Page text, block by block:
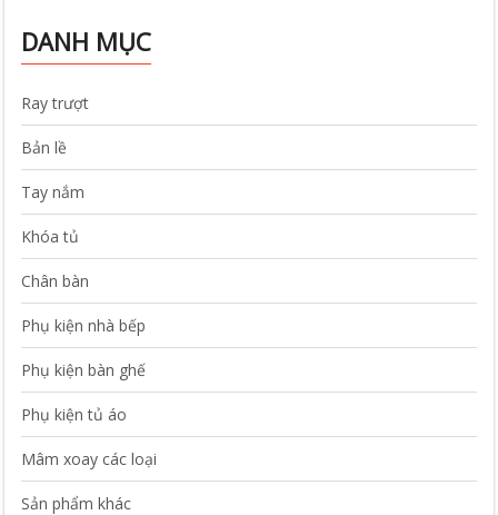
DANH MỤC
Ray trượt
Bản lề
Tay nắm
Khóa tủ
Chân bàn
Phụ kiện nhà bếp
Phụ kiện bàn ghế
Phụ kiện tủ áo
Mâm xoay các loại
Sản phẩm khác